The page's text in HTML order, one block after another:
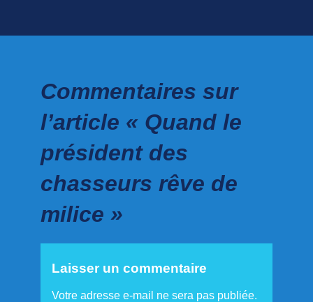
Commentaires sur
l’article « Quand le
président des
chasseurs rêve de
milice »
Laisser un commentaire
Votre adresse e-mail ne sera pas publiée.